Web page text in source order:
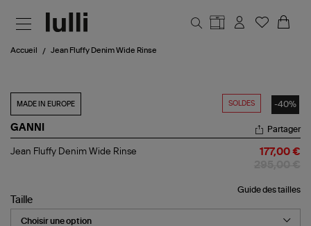
Accueil Jean Fluffy Denim Wide Rinse
SOLDES -40%
MADE IN EUROPE
GANNI
Jean
Rinse
Partager
Jean Fluffy Denim Wide Rinse 177,00 €
Guide des tailles
Taille